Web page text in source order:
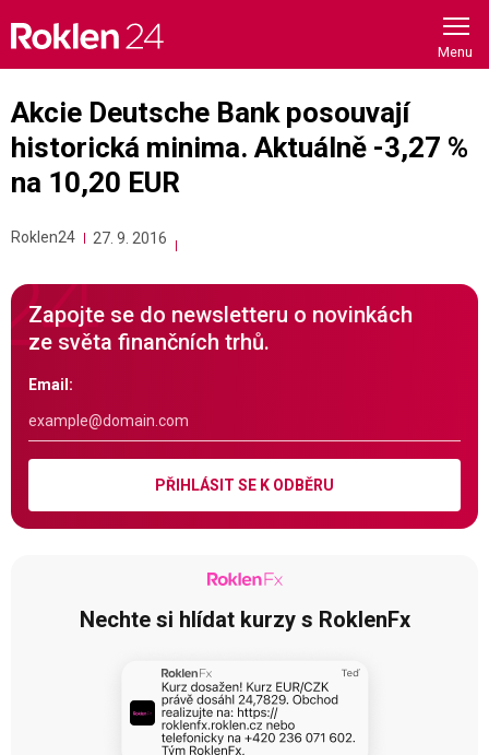
content
Akcie Deutsche Bank posouvají
historická minima. Aktuálně -3,27 %
na 10,20 EUR
Roklen24 27. 9. 2016
Zapojte se do newsletteru o novinkách
ze světa finančních trhů.
Email:
PŘIHLÁSIT SE K ODBĚRU
Nechte si hlídat kurzy s RoklenFx